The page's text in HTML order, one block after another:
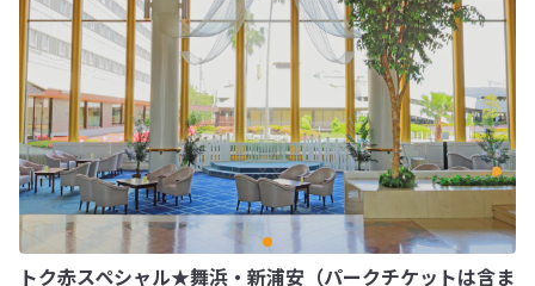
トク赤スペシャル★舞浜・新浦安（パークチケットは含ま